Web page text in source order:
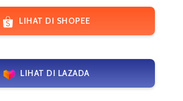
LIHAT DI SHOPEE
LIHAT DI LAZADA